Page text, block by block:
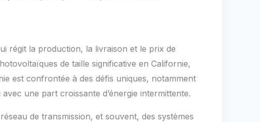
régit la production, la livraison et le prix de
de taille significative en Californie,
est confrontée à des défis uniques, notamment
une part croissante d’énergie intermittente.
de transmission, et souvent, des systèmes